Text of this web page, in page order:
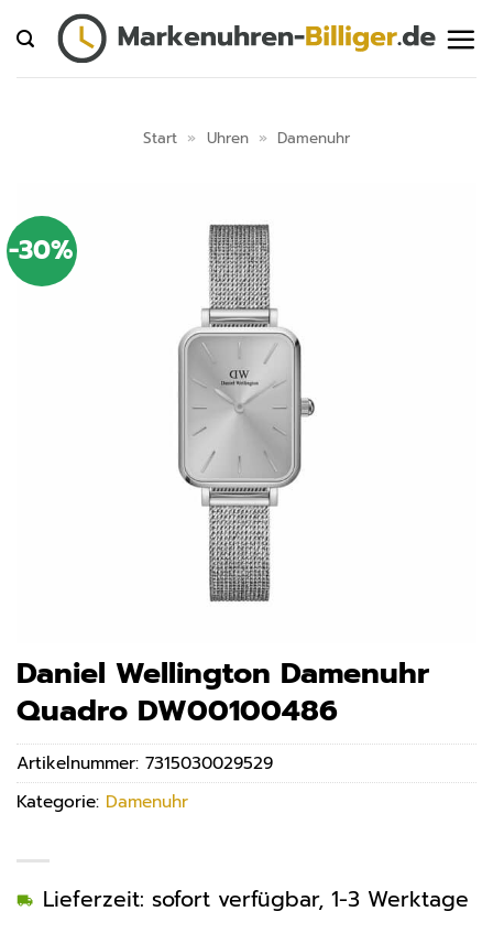
Inhalt
springen
Start » Uhren » Damenuhr
-30%
Daniel Wellington Damenuhr
Quadro DW00100486
Lieferzeit: sofort verfügbar, 1-3 Werktage
Artikelnummer: 7315030029529
Kategorie: Damenuhr